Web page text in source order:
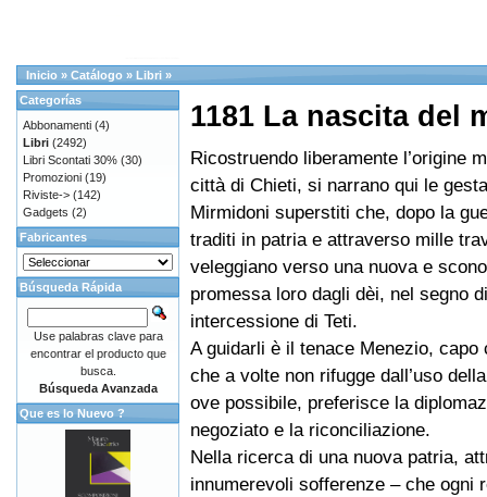
Inicio » Catálogo » Libri »
1181 La nascita del
Ricostruendo liberamente l’origine
città di Chieti, si narrano qui le
Mirmidoni superstiti che, dopo la
traditi in patria e attraverso mille
veleggiano verso una nuova e
promessa loro dagli dèi, nel segno
intercessione di Teti.
A guidarli è il tenace Menezio, capo
che a volte non rifugge dall’uso
ove possibile, preferisce la
negoziato e la riconciliazione.
Nella ricerca di una nuova patria,
innumerevoli sofferenze – che ogni
Categorías
Abbonamenti (4)
Libri (2492)
Libri Scontati 30% (30)
Promozioni (19)
Riviste-> (142)
Gadgets (2)
Fabricantes
Búsqueda Rápida
Use palabras clave para
encontrar el producto que
busca.
Búsqueda Avanzada
Que es lo Nuevo ?